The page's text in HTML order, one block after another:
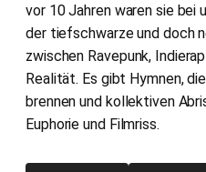
vor 10 Jahren waren sie bei
der tiefschwarze und doch
zwischen Ravepunk,
Realität. Es gibt Hymnen,
brennen und kollektiven
Euphorie und Filmriss.